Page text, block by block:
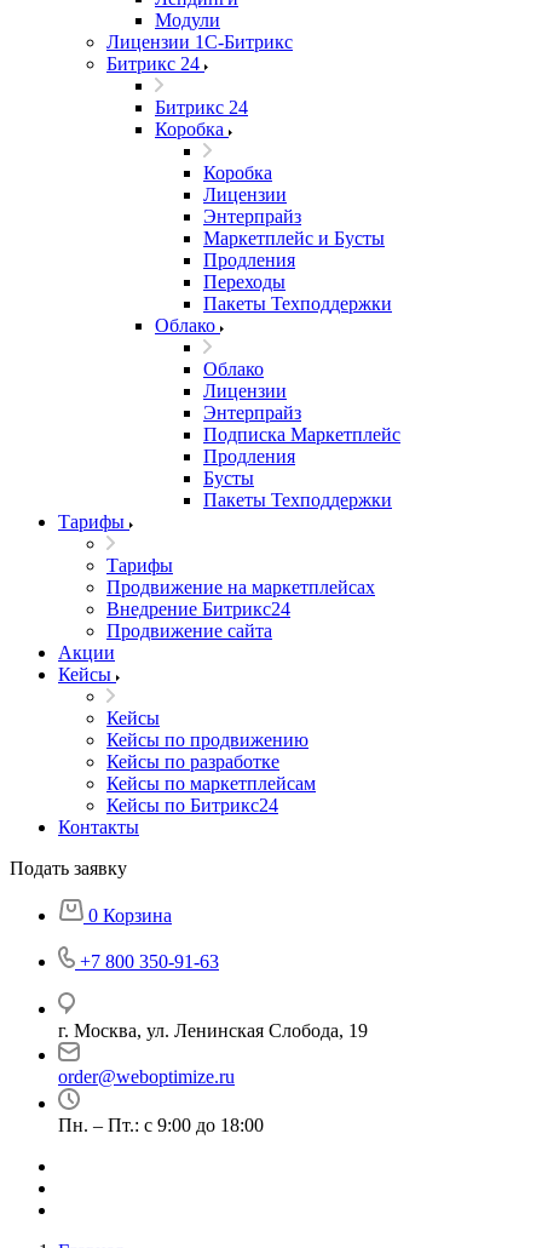
Модули
Лицензии 1С-Битрикс
Битрикс 24
Битрикс 24
Коробка
Коробка
Лицензии
Энтерпрайз
Маркетплейс и Бусты
Продления
Переходы
Пакеты Техподдержки
Облако
Облако
Лицензии
Энтерпрайз
Подписка Маркетплейс
Продления
Бусты
Пакеты Техподдержки
Тарифы
Тарифы
Продвижение на маркетплейсах
Внедрение Битрикс24
Продвижение сайта
Акции
Кейсы
Кейсы
Кейсы по продвижению
Кейсы по разработке
Кейсы по маркетплейсам
Кейсы по Битрикс24
Контакты
Подать заявку
0 Корзина
+7 800 350-91-63
г. Москва, ул. Ленинская Слобода, 19
order@weboptimize.ru
Пн. – Пт.: с 9:00 до 18:00